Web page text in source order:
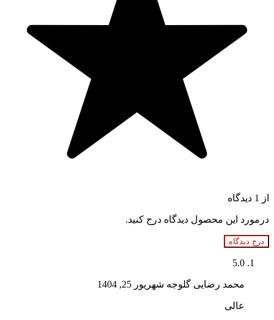
از 1 دیدگاه
درمورد این محصول دیدگاه درج کنید.
درج دیدگاه
5.0
محمد رضایی گلوجه شهریور 25, 1404
عالی